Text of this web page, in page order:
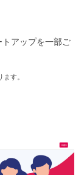
アップを一部ご
す。